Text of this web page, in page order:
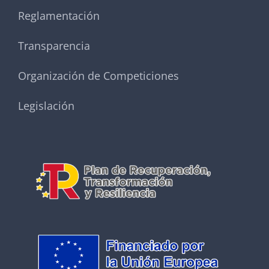
Reglamentación
Transparencia
Organización de Competiciones
Legislación